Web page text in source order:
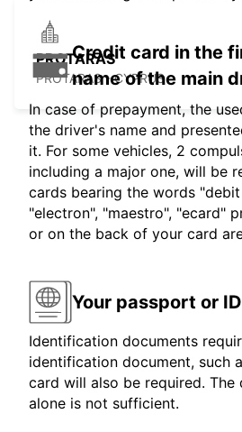
PROTARAS
PROTARAS - CYPRUS
Credit card in the
name of the main
In case of prepayment, the
the driver's name and
it. For some vehicles, 2
including a major one, will be
cards bearing the words
"electron", "maestro", "ecard"
or on the back of your card
Your passport or
Identification documents
identification document, such
card will also be required. The
alone is not sufficient.